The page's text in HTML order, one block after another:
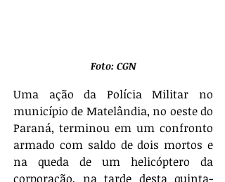
Foto: CGN
Uma ação da Polícia Militar no
município de Matelândia, no oeste do
Paraná, terminou em um confronto
armado com saldo de dois mortos e
na queda de um helicóptero da
corporação, na tarde desta quinta-